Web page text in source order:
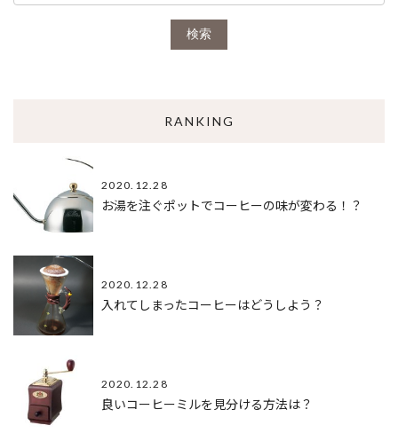
検索
RANKING
2020.12.28
お湯を注ぐポットでコーヒーの味が変わる！？
2020.12.28
入れてしまったコーヒーはどうしよう？
2020.12.28
良いコーヒーミルを見分ける方法は？